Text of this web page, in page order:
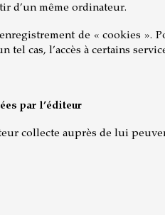
d’un même ordinateur.
de « cookies
cas, l’accès à certains
par l’éditeur
collecte auprès de lui